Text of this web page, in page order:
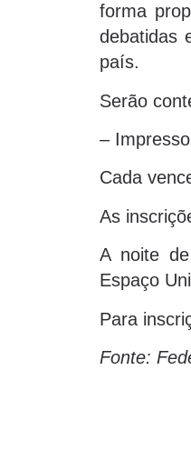
forma
debatidas
país.
Serão
–
Cada
As
A noite
Espaço
Para
Fonte: